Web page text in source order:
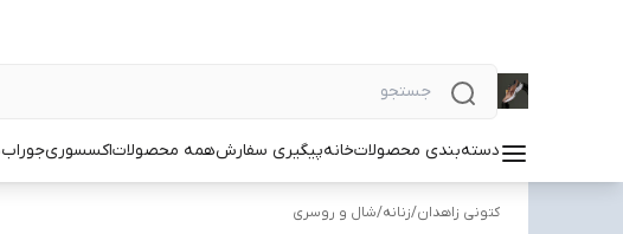
دسته‌بندی محصولاتخانهپیگیری سفارشهمه محصولاتاکسسوریجوراب
کتونی زاهدان/زنانه/شال و روسری